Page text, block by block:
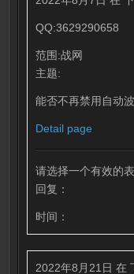
QQ:3629290658
范围:战网
主题:
能否不再禁用自动
Detail page
请选择一个有效的
回复：
时间：
2022年8月21日 在